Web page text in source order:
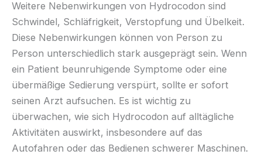
Weitere Nebenwirkungen von Hydrocodon sind
Schwindel, Schläfrigkeit, Verstopfung und Übelkeit.
Diese Nebenwirkungen können von Person zu
Person unterschiedlich stark ausgeprägt sein. Wenn
ein Patient beunruhigende Symptome oder eine
übermäßige Sedierung verspürt, sollte er sofort
seinen Arzt aufsuchen. Es ist wichtig zu
überwachen, wie sich Hydrocodon auf alltägliche
Aktivitäten auswirkt, insbesondere auf das
Autofahren oder das Bedienen schwerer Maschinen.